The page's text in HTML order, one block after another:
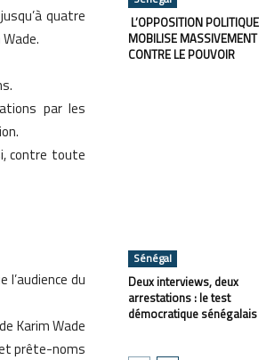
quatre
par les
contre toute
du
Karim Wade
et prête-noms
L’OPPOSITION POLITIQUE
MOBILISE MASSIVEMENT
CONTRE LE POUVOIR
Sénégal
Deux interviews, deux
arrestations : le test
démocratique sénégalais